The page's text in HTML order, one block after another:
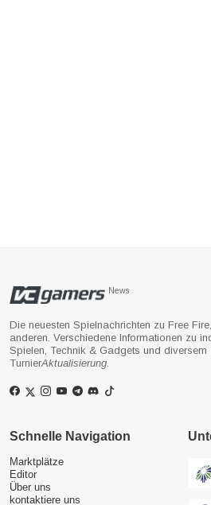
News
Die neuesten Spielnachrichten zu Free
anderen. Verschiedene Informationen zu
Spielen, Technik & Gadgets und diversem
TurnierAktualisierung.
Schnelle Navigation
Marktplätze
Editor
Über uns
kontaktiere uns